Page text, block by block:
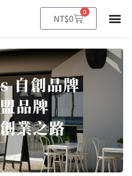
NT$0
0